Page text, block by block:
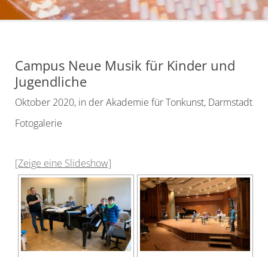
Campus Neue Musik für Kinder und
Jugendliche
Oktober 2020, in der Akademie für Tonkunst, Darmstadt
Fotogalerie
[Zeige eine Slideshow]